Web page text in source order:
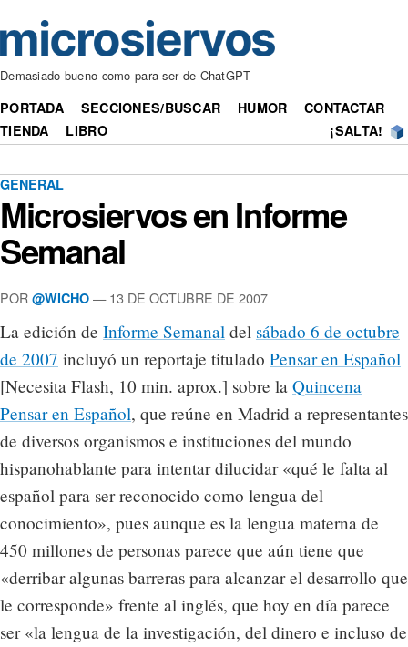
Demasiado bueno como para ser de ChatGPT
PORTADA SECCIONES/BUSCAR HUMOR
CONTACTAR
TIENDA
LIBRO ¡SALTA!
GENERAL
Microsiervos en Informe
Semanal
POR @WICHO — 13 DE OCTUBRE DE 2007
La edición de Informe Semanal del sábado 6 de octubre
de 2007 incluyó un reportaje titulado Pensar en Español
[Necesita Flash, 10 min. aprox.] sobre la Quincena
Pensar en Español, que reúne en Madrid a representantes
de diversos organismos e instituciones del mundo
hispanohablante para intentar dilucidar «qué le falta al
español para ser reconocido como lengua del
conocimiento», pues aunque es la lengua materna de
450 millones de personas parece que aún tiene que
«derribar algunas barreras para alcanzar el desarrollo que
le corresponde» frente al inglés, que hoy en día parece
ser «la lengua de la investigación, del dinero e incluso de